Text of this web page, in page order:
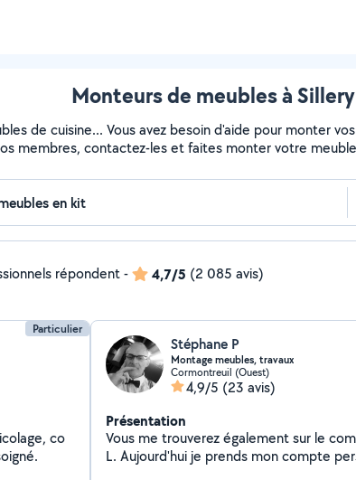
Monteurs de meubles à
de cuisine... Vous avez besoin d'aide pour monter
membres, contactez-les et faites monter votre
répondent- 4,7/5 (2 085 avis)
Particulier
co
Stéphane P
Montage meubles, travaux
Cormontreuil (Ouest)
4,9/5 (23 avis)
Présentation
Vous me trouverez également sur le
L. Aujourd'hui je prends mon compte